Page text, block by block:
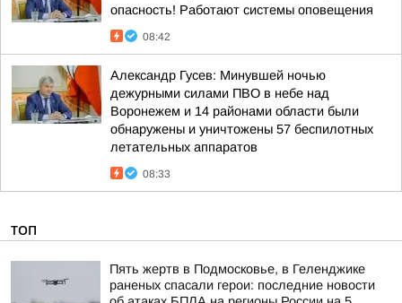
опасность! Работают системы оповещения
08:42
Александр Гусев: Минувшей ночью
дежурными силами ПВО в небе над
Воронежем и 14 районами области были
обнаружены и уничтожены 57 беспилотных
летательных аппаратов
08:33
ТОП
Пять жертв в Подмосковье, в Геленджике
раненых спасали герои: последние новости